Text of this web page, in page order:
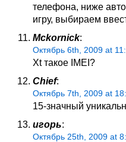
телефона, ниже
игру, выбираем
Mckornick:
Октябрь 6th, 2009 at
Xt такое IMEI?
Chief:
Октябрь 7th, 2009 at
15-значный
игорь:
Октябрь 25th, 2009 at